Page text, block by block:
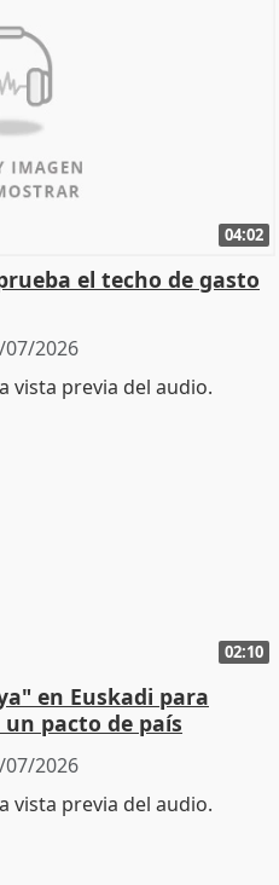
04:02
el techo de gasto
07/2026
02:10
en Euskadi para
pacto de país
07/2026